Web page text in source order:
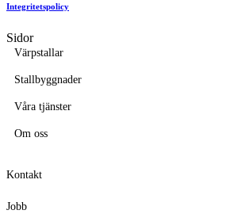
Integritetspolicy
Sidor
Värpstallar
Stallbyggnader
Våra tjänster
Om oss
Kontakt
Jobb